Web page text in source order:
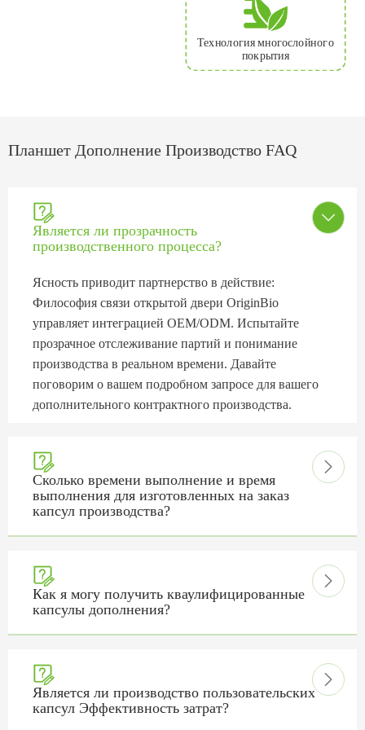
Технология многослойного
покрытия
Планшет Дополнение Производство FAQ

Является ли прозрачность
производственного процесса?

Ясность приводит партнерство в действие:
Философия связи открытой двери OriginBio
управляет интеграцией OEM/ODM. Испытайте
прозрачное отслеживание партий и понимание
производства в реальном времени. Давайте
поговорим о вашем подробном запросе для вашего
дополнительного контрактного производства.

Сколько времени выполнение и время
выполнения для изготовленных на заказ
капсул производства?


Как я могу получить кваулифицированные
капсулы дополнения?


Является ли производство пользовательских
капсул Эффективность затрат?
